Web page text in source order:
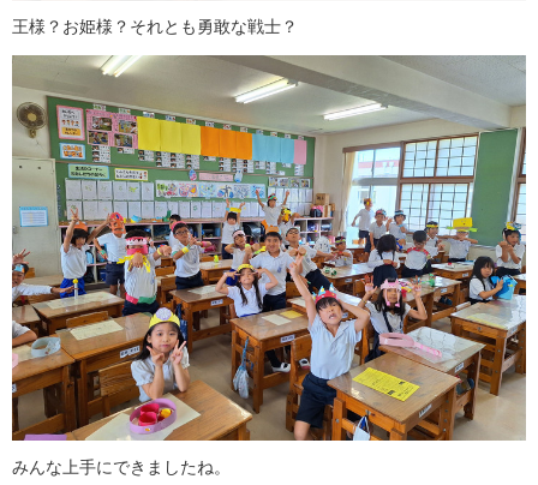
王様？お姫様？それとも勇敢な戦士？
みんな上手にできましたね。